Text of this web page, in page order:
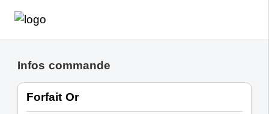
Infos commande
Forfait Or